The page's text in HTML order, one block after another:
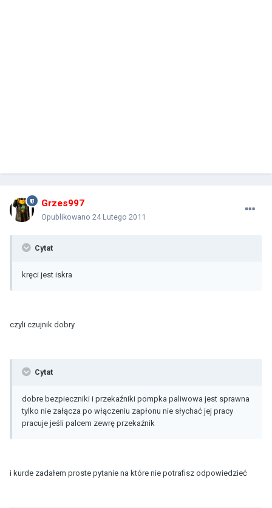
Grzes997
Opublikowano 24 Lutego 2011
Cytat
kręci jest iskra
czyli czujnik dobry
Cytat
dobre bezpieczniki i przekaźniki pompka paliwowa jest sprawna
tylko nie załącza po włączeniu zapłonu nie słychać jej pracy
pracuje jeśli palcem zewrę przekaźnik
i kurde zadałem proste pytanie na które nie potrafisz odpowiedzieć